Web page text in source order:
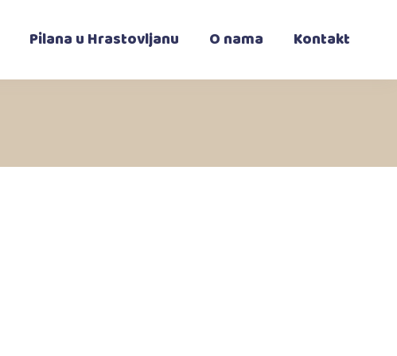
Pilana u Hrastovljanu O nama Kontakt